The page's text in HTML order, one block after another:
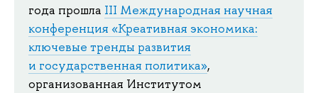
года прошла III Международная научная
конференция «Креативная экономика:
ключевые тренды развития
и государственная политика»,
организованная Институтом